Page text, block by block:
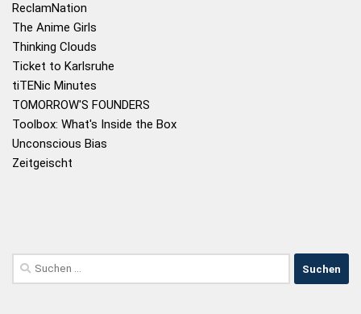
ReclamNation
The Anime Girls
Thinking Clouds
Ticket to Karlsruhe
tiTENic Minutes
TOMORROW'S FOUNDERS
Toolbox: What's Inside the Box
Unconscious Bias
Zeitgeischt